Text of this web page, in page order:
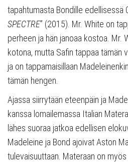
tapahtumasta Bondille edellisessä
SPECTRE” (2015). Mr. White on
perheen ja hän janoaa kostoa. Mr.
kotona, mutta Safin tappaa tämän
ja on tappamaisillaan
tämän hengen.
Ajassa siirrytään eteenpäin ja
kanssa lomailemassa Italian
lähes suoraa jatkoa edellisen
Madeleine ja Bond ajoivat Aston
tulevaisuuttaan. Materaan on